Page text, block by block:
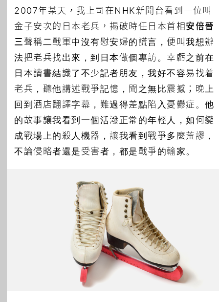
2007年某天，我上司在NHK新聞台看到一位叫
金子安次的日本老兵，揭破時任日本首相安倍晉
三 聲稱二戰軍中沒有慰安婦的謊言，便叫我想辦
法把老兵找出來，到日本做個專訪。幸虧之前在
日本讀書結識了不少記者朋友，我好不容易找着
老兵，聽他講述戰爭記憶，聞之無比震撼；晚上
回到酒店翻譯字幕，難過得差點陷入憂鬱症。他
的故事讓我看到一個活潑正常的年輕人，如何變
成戰場上的殺人機器，讓我看到戰爭多麼荒謬，
不論侵略者還是受害者，都是戰爭的輸家。